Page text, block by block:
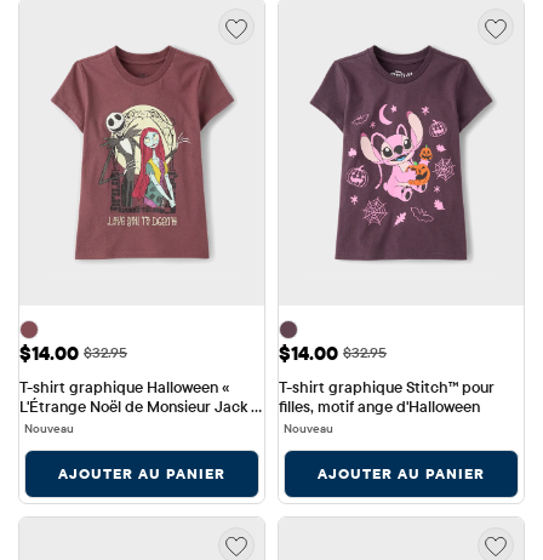
Prix ​​de vente: $14.00
$14.00 Prix ​​d'origine: $32.95
$32.95
T-shirt graphique Halloween «
L'Étrange Noël de Monsieur Jack »
pour filles
Nouveau
AJOUTER AU PANIER
Prix ​​de vente: $14.00
$14.00 Prix ​​d'origine: $32.95
$32.95
T-shirt graphique Stitch™ pour
filles, motif ange d'Halloween
Nouveau
AJOUTER AU PANIER